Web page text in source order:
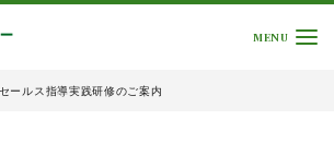
MENU
ールス指導実践研修のご案内